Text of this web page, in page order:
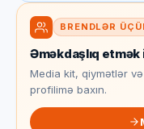
BRENDLƏR
Əməkdaşlıq
Media kit, qiymətlər
profilimə baxın.